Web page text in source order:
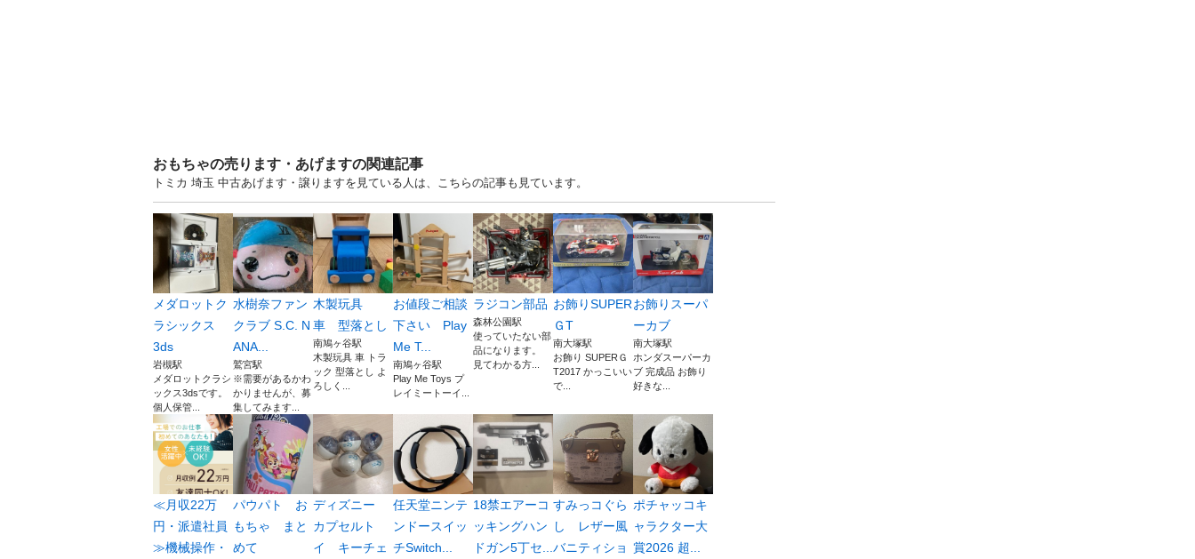
おもちゃの売ります・あげますの関連記事
トミカ 埼玉 中古あげます・譲りますを見ている人は、こちらの記事も見ています。
メダロットク
ラシックス
3ds
岩槻駅
メダロットクラシ
ックス3dsです。
個人保管...
水樹奈ファン
クラブ S.C. N
ANA...
鷲宮駅
※需要があるかわ
かりませんが、募
集してみます...
木製玩具
車 型落とし
南鳩ヶ谷駅
木製玩具 車 トラ
ック 型落とし よ
ろしく...
お値段ご相談
下さい Play
Me T...
南鳩ヶ谷駅
Play Me Toys プ
レイミートーイ...
ラジコン部品
森林公園駅
使っていたない部
品になります。
見てわかる方...
お飾りSUPER
ＧТ
南大塚駅
お飾り SUPERＧ
Т2017 かっこいい
で...
お飾りスーパ
ーカブ
南大塚駅
ホンダスーパーカ
ブ 完成品 お飾り
好きな...
≪月収22万
円・派遣社員
≫機械操作・
パウパト お
もちゃ まと
めて
ディズニー
カプセルト
イ キーチェ
任天堂ニンテ
ンドースイッ
チSwitch...
18禁エアーコ
ッキングハン
ドガン5丁セ...
すみっコぐら
し レザー風
バニティショ
ポチャッコキ
ャラクター大
賞2026 超...